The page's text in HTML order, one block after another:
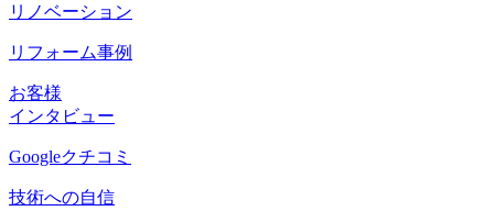
リノベーション
リフォーム事例
お客様
インタビュー
Googleクチコミ
技術への自信